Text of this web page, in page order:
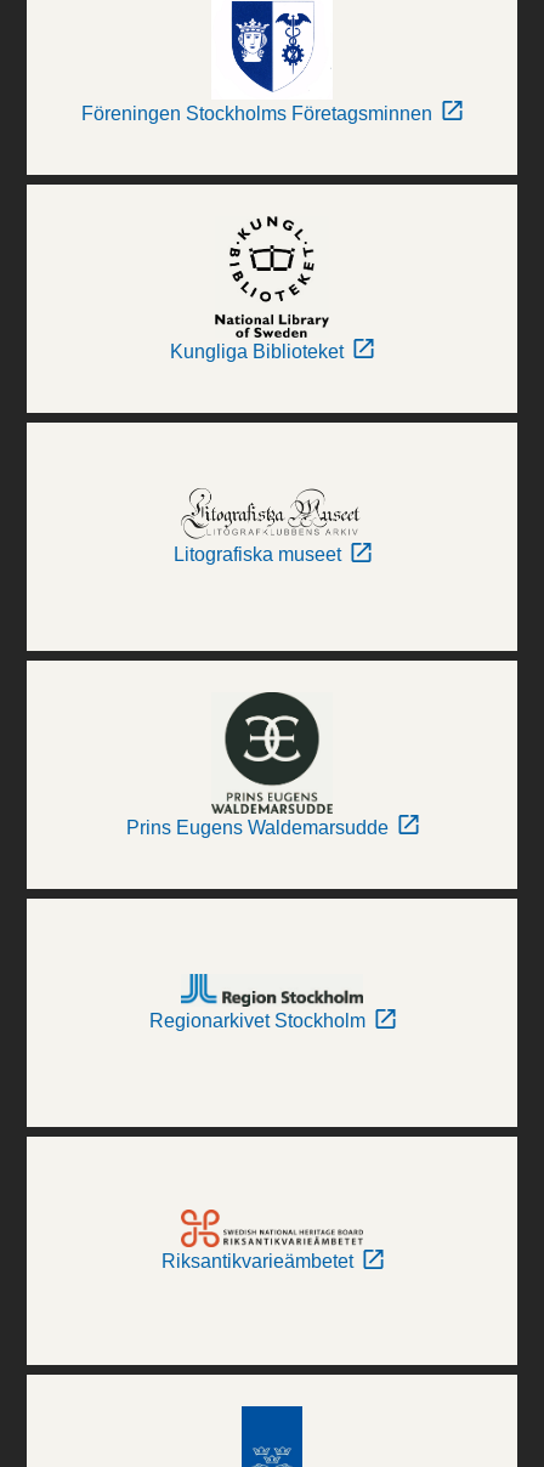
Föreningen Stockholms Företagsminnen
Kungliga Biblioteket
Litografiska museet
Prins Eugens Waldemarsudde
Regionarkivet Stockholm
Riksantikvarieämbetet